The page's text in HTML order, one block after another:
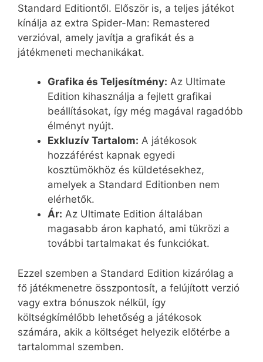
Standard Editiontől. Először is, a teljes játékot
kínálja az extra Spider-Man: Remastered
verzióval, amely javítja a grafikát és a
játékmeneti mechanikákat.
Grafika és Teljesítmény: Az Ultimate
Edition kihasználja a fejlett grafikai
beállításokat, így még magával ragadóbb
élményt nyújt.
Exkluzív Tartalom: A játékosok
hozzáférést kapnak egyedi
kosztümökhöz és küldetésekhez,
amelyek a Standard Editionben nem
elérhetők.
Ár: Az Ultimate Edition általában
magasabb áron kapható, ami tükrözi a
további tartalmakat és funkciókat.
Ezzel szemben a Standard Edition kizárólag a
fő játékmenetre összpontosít, a felújított verzió
vagy extra bónuszok nélkül, így
költségkímélőbb lehetőség a játékosok
számára, akik a költséget helyezik előtérbe a
tartalommal szemben.